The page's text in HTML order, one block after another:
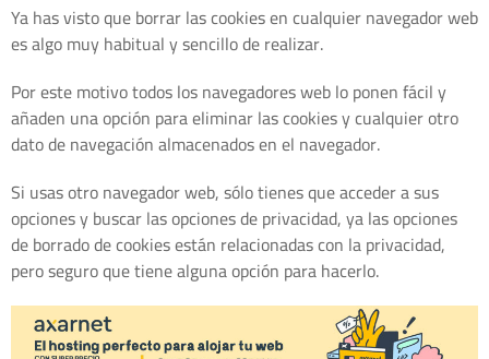
Ya has visto que borrar las cookies en cualquier navegador web
es algo muy habitual y sencillo de realizar.
Por este motivo todos los navegadores web lo ponen fácil y
añaden una opción para eliminar las cookies y cualquier otro
dato de navegación almacenados en el navegador.
Si usas otro navegador web, sólo tienes que acceder a sus
opciones y buscar las opciones de privacidad, ya las opciones
de borrado de cookies están relacionadas con la privacidad,
pero seguro que tiene alguna opción para hacerlo.